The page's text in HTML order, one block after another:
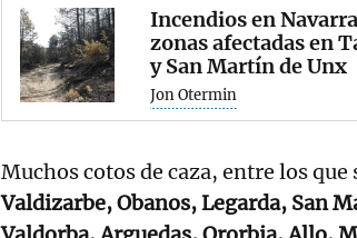
Incendios en
zonas afectadas en
y San Martín de Unx
Jon Otermin
Muchos cotos de caza, entre los
Valdizarbe, Obanos, Legarda, San